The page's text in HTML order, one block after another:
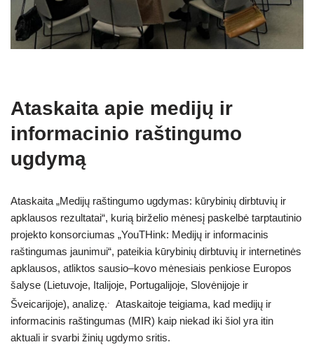
Ataskaita apie medijų ir
informacinio raštingumo
ugdymą
Ataskaita „Medijų raštingumo ugdymas: kūrybinių dirbtuvių ir
apklausos rezultatai“, kurią birželio mėnesį paskelbė tarptautinio
projekto konsorciumas „YouTHink: Medijų ir informacinis
raštingumas jaunimui“, pateikia kūrybinių dirbtuvių ir internetinės
apklausos, atliktos sausio–kovo mėnesiais penkiose Europos
šalyse (Lietuvoje, Italijoje, Portugalijoje, Slovėnijoje ir
Šveicarijoje), analizę.
Ataskaitoje teigiama, kad medijų ir
informacinis raštingumas (MIR) kaip niekad iki šiol yra itin
aktuali ir svarbi žinių ugdymo sritis.